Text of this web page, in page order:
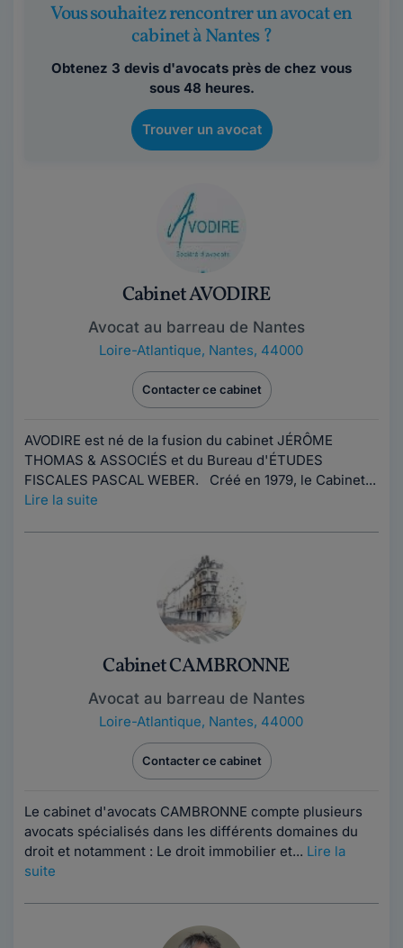
Vous souhaitez rencontrer un avocat en
cabinet à Nantes ?
Obtenez 3 devis d'avocats près de chez vous
sous 48 heures.
Trouver un avocat
Cabinet AVODIRE
Avocat au barreau de Nantes
Loire-Atlantique, Nantes, 44000
Contacter ce cabinet
AVODIRE est né de la fusion du cabinet JÉRÔME
THOMAS & ASSOCIÉS et du Bureau d'ÉTUDES
FISCALES PASCAL WEBER. Créé en 1979, le Cabinet...
Lire la suite
Cabinet CAMBRONNE
Avocat au barreau de Nantes
Loire-Atlantique, Nantes, 44000
Contacter ce cabinet
Le cabinet d'avocats CAMBRONNE compte plusieurs
avocats spécialisés dans les différents domaines du
droit et notamment : Le droit immobilier et... Lire la
suite